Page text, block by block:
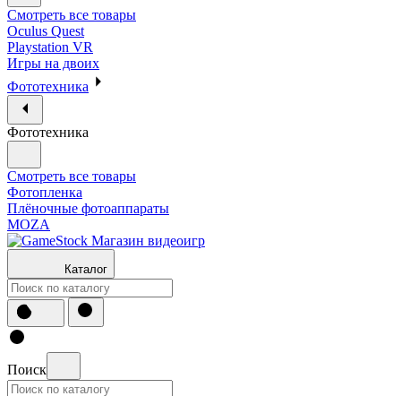
Смотреть все товары
Oculus Quest
Playstation VR
Игры на двоих
Фототехника
Фототехника
Смотреть все товары
Фотопленка
Плёночные фотоаппараты
MOZA
Каталог
Поиск